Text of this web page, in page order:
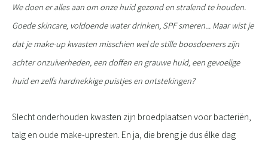
We doen er alles aan om onze huid gezond en stralend te houden.
Goede skincare, voldoende water drinken, SPF smeren... Maar wist je
dat je make-up kwasten misschien wel de stille boosdoeners zijn
achter onzuiverheden, een doffen en grauwe huid, een gevoelige
huid en zelfs hardnekkige puistjes en ontstekingen?
Slecht onderhouden kwasten zijn broedplaatsen voor bacteriën,
talg en oude make-upresten. En ja, die breng je dus élke dag